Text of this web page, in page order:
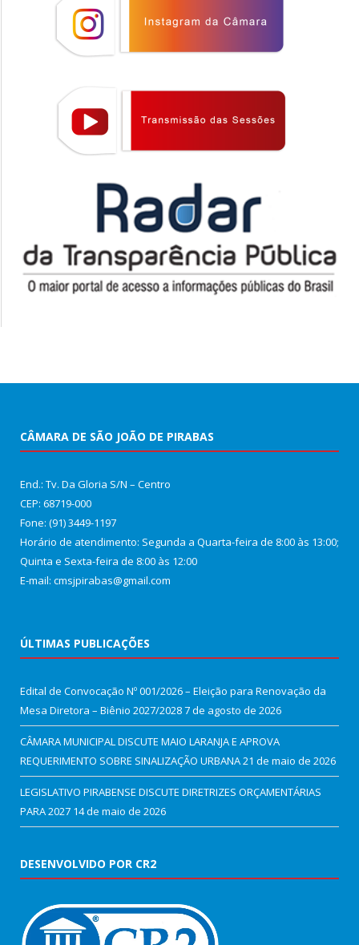
CÂMARA DE SÃO JOÃO DE PIRABAS
End.: Tv. Da Gloria S/N – Centro
CEP: 68719-000
Fone: (91) 3449-1197
Horário de atendimento: Segunda a Quarta-feira de 8:00 às 13:00;
Quinta e Sexta-feira de 8:00 às 12:00
E-mail: cmsjpirabas@gmail.com
ÚLTIMAS PUBLICAÇÕES
Edital de Convocação Nº 001/2026 – Eleição para Renovação da
Mesa Diretora – Biênio 2027/20287 de agosto de 2026
CÂMARA MUNICIPAL DISCUTE MAIO LARANJA E APROVA
REQUERIMENTO SOBRE SINALIZAÇÃO URBANA21 de maio de 2026
LEGISLATIVO PIRABENSE DISCUTE DIRETRIZES ORÇAMENTÁRIAS
PARA 2027 14 de maio de 2026
DESENVOLVIDO POR CR2